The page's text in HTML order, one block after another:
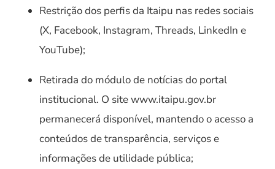
Restrição dos perfis da Itaipu nas redes sociais
(X, Facebook, Instagram, Threads, LinkedIn e
YouTube);
Retirada do módulo de notícias do portal
institucional. O site www.itaipu.gov.br
permanecerá disponível, mantendo o acesso a
conteúdos de transparência, serviços e
informações de utilidade pública;